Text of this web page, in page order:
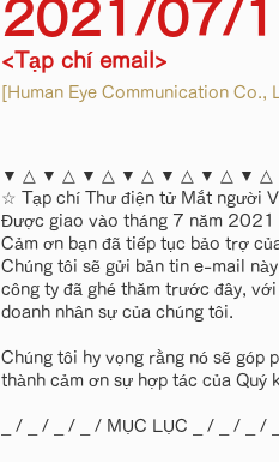
2021/07/
<Tạp chí email>
[Human Eye Communication
▼ △ ▼ △ ▼ △ ▼ △ ▼ △ ▼ △ ▼
☆ Tạp chí Thư điện tử Mắt người
Được giao vào tháng 7 năm
Cảm ơn bạn đã tiếp tục bảo trợ
Chúng tôi sẽ gửi bản tin e-mail
công ty đã ghé thăm trước đây,
doanh nhân sự của chúng tôi.
Chúng tôi hy vọng rằng nó sẽ góp
thành cảm ơn sự hợp tác của Quý
_ / _ / _ / _ / MỤC LỤC _ / _ / _